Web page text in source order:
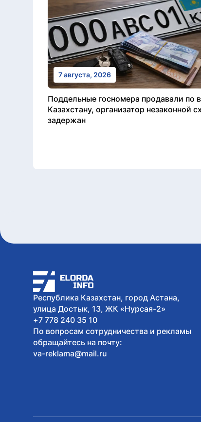
7 августа, 2026
Поддельные госномера продавали по
Казахстану, организатор незаконной
задержан
Республика Казахстан, город Астана,
улица Достык, 13, ЖК «Нурсая-2»
+7 778 240 35 10
По вопросам сотрудничества и рекламы
обращайтесь на почту:
va-reklama@mail.ru